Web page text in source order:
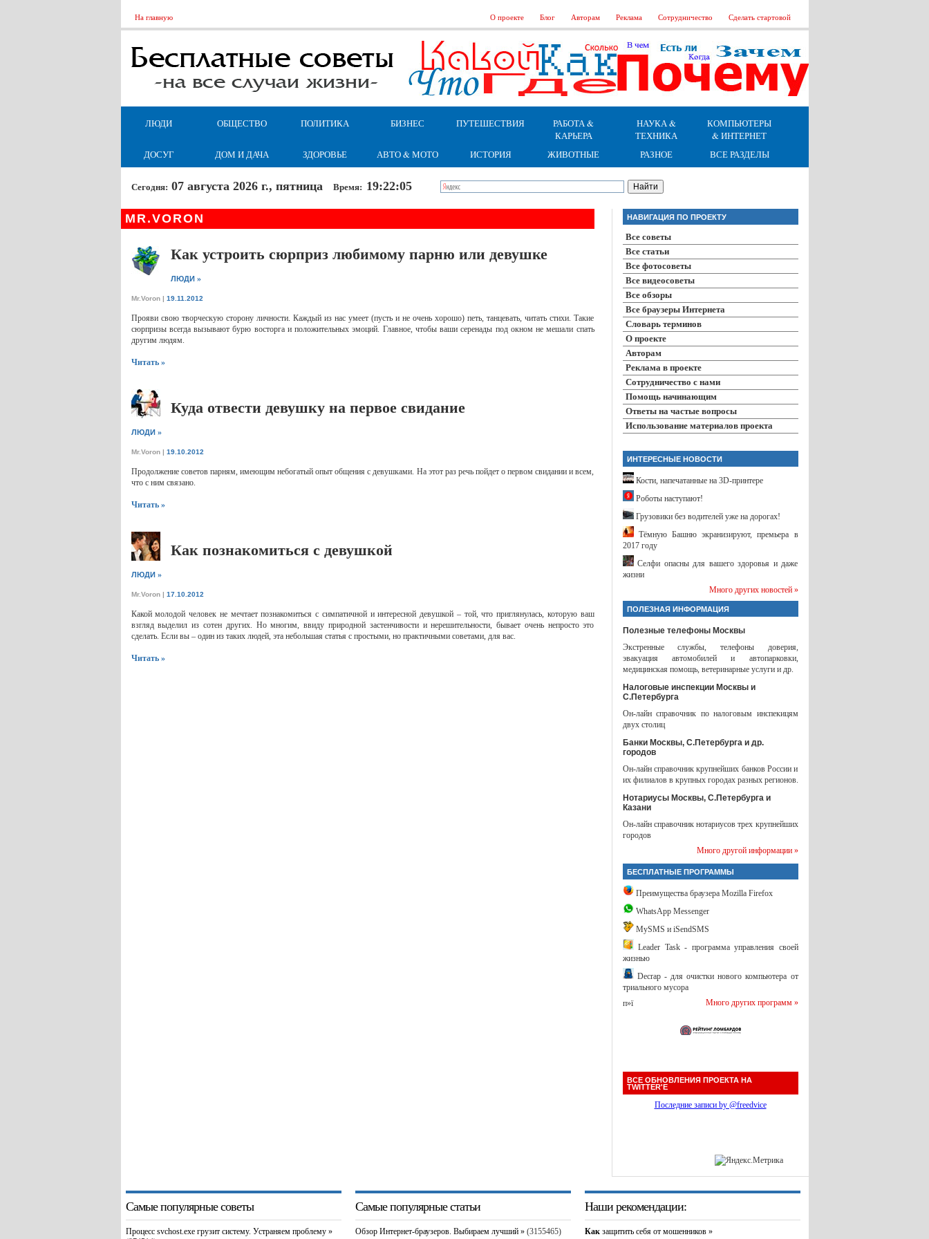
На главную О проекте Блог Авторам Реклама Сотрудничество Сделать стартовой
ЛЮДИ ОБЩЕСТВО ПОЛИТИКА БИЗНЕС ПУТЕШЕСТВИЯ
РАБОТА &
КАРЬЕРА
НАУКА &
ТЕХНИКА
КОМПЬЮТЕРЫ
& ИНТЕРНЕТ
ДОСУГ
ДОМ И ДАЧА ЗДОРОВЬЕ АВТО & МОТО ИСТОРИЯ ЖИВОТНЫЕ РАЗНОЕ ВСЕ РАЗДЕЛЫ
Сегодня: 07 августа 2026 г., пятница Время: 19:22:05
MR.VORON
Как устроить сюрприз любимому парню или девушке
ЛЮДИ»
Mr.Voron| 19.11.2012
Прояви свою творческую сторону личности. Каждый из нас умеет (пусть и не очень хорошо) петь, танцевать, читать стихи. Такие
сюрпризы всегда вызывают бурю восторга и положительных эмоций. Главное, чтобы ваши серенады под окном не мешали спать
другим людям.
Читать »
Куда отвести девушку на первое свидание
ЛЮДИ»
Mr.Voron| 19.10.2012
Продолжение советов парням, имеющим небогатый опыт общения с девушками. На этот раз речь пойдет о первом свидании и всем,
что с ним связано.
Читать »
Как познакомиться с девушкой
ЛЮДИ»
Mr.Voron| 17.10.2012
Какой молодой человек не мечтает познакомиться с симпатичной и интересной девушкой – той, что приглянулась, которую ваш
взгляд выделил из сотен других. Но многим, ввиду природной застенчивости и нерешительности, бывает очень непросто это
сделать. Если вы – один из таких людей, эта небольшая статья с простыми, но практичными советами, для вас.
Читать »
НАВИГАЦИЯ ПО ПРОЕКТУ
Все советы
Все статьи
Все фотосоветы
Все видеосоветы
Все обзоры
Все браузеры Интернета
Словарь терминов
О проекте
Авторам
Реклама в проекте
Сотрудничество с нами
Помощь начинающим
Ответы на частые вопросы
Использование материалов проекта
ИНТЕРЕСНЫЕ НОВОСТИ
Кости, напечатанные на 3D-принтере
Роботы наступают!
Грузовики без водителей уже на дорогах!
Тёмную Башню экранизируют, премьера в
2017 году
Селфи опасны для вашего здоровья и даже
жизни
Много других новостей »
ПОЛЕЗНАЯ ИНФОРМАЦИЯ
Полезные телефоны Москвы
Экстренные службы, телефоны доверия,
эвакуация автомобилей и автопарковки,
медицинская помощь, ветеринарные услуги и др.
Налоговые инспекции Москвы и
С.Петербурга
Он-лайн справочник по налоговым инспекицям
двух столиц
Банки Москвы, С.Петербурга и др.
городов
Он-лайн справочник крупнейших банков России и
их филиалов в крупных городах разных регионов.
Нотариусы Москвы, С.Петербурга и
Казани
Он-лайн справочник нотариусов трех крупнейших
городов
Много другой информации »
БЕСПЛАТНЫЕ ПРОГРАММЫ
Преимущества браузера Mozilla Firefox
WhatsApp Messenger
MySMS и iSendSMS
Leader Task - программа управления своей
жизнью
Decrap - для очистки нового компьютера от
триального мусора
Много других программ »
п»ї
ВСЕ ОБНОВЛЕНИЯ ПРОЕКТА НА
TWITTER'Е
Последние записи by @freedvice
Самые популярные советы
Процесс svchost.exe грузит систему. Устраняем проблему »
Самые популярные статьи
Обзор Интернет-браузеров. Выбираем лучший » (3155465)
Наши рекомендации:
Как защитить себя от мошенников »